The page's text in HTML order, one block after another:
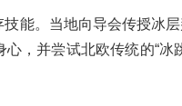
能。当地向导会传授冰
心，并尝试北欧传统的“